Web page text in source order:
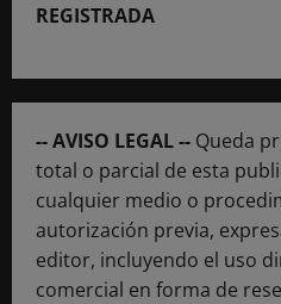
REGISTRADA
-- AVISO LEGAL -- Queda
total o parcial de esta
cualquier medio o
autorización previa,
editor, incluyendo el uso
comercial en forma de